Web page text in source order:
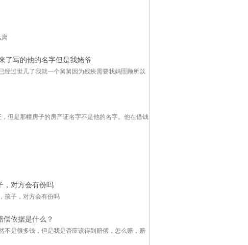
离
了写的他的名字但是我姥爷
过世几了我就一个舅舅因为残疾需要我妈照顾所以
但是那幢房子的房产证名字不是他的名字。他在借钱
，对方会有份吗
孩子，对方会有份吗
依据是什么？
不是很多钱，但是我是否应该得到赔偿，怎么赔，赔